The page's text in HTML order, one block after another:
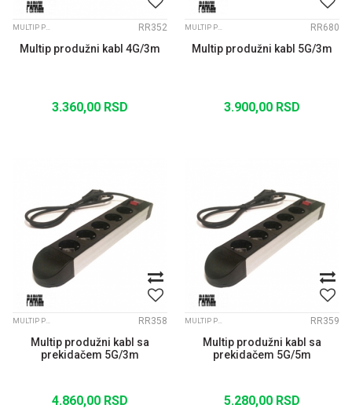
MULTIP PRODUŽNI KABLOVI RR352
Multip produžni kabl 4G/3m
3.360,00 RSD
MULTIP PRODUŽNI KABLOVI RR680
Multip produžni kabl 5G/3m
3.900,00 RSD
MULTIP PRODUŽNI KABLOVI RR358
Multip produžni kabl sa
prekidačem 5G/3m
4.860,00 RSD
MULTIP PRODUŽNI KABLOVI RR359
Multip produžni kabl sa
prekidačem 5G/5m
5.280,00 RSD